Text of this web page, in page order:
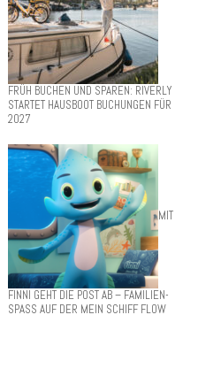
FRÜH BUCHEN UND SPAREN: RIVERLY
STARTET HAUSBOOT BUCHUNGEN FÜR
2027
MIT
FINNI GEHT DIE POST AB – FAMILIEN-
SPASS AUF DER MEIN SCHIFF FLOW